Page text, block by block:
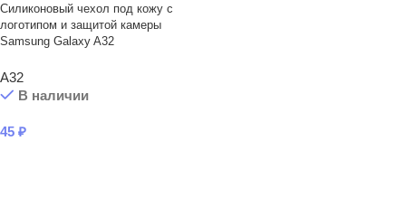
Силиконовый чехол под кожу с
логотипом и защитой камеры
Samsung Galaxy A32
A32
В наличии
45 ₽